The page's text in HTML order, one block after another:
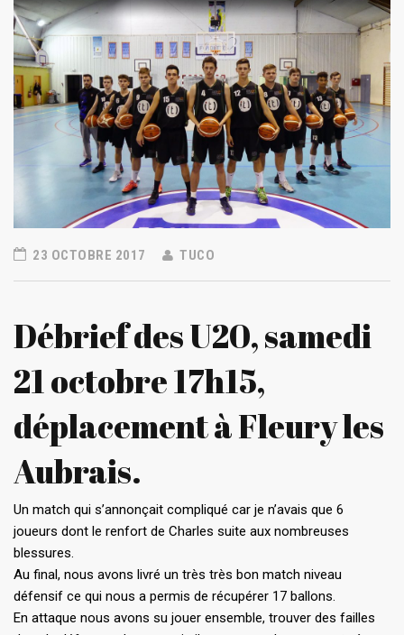
23 OCTOBRE 2017 TUCO
Débrief des U20, samedi
21 octobre 17h15,
déplacement à Fleury les
Aubrais.
Un match qui s’annonçait compliqué car je n’avais que 6
joueurs dont le renfort de Charles suite aux nombreuses
blessures.
Au final, nous avons livré un très très bon match niveau
défensif ce qui nous a permis de récupérer 17 ballons.
En attaque nous avons su jouer ensemble, trouver des failles